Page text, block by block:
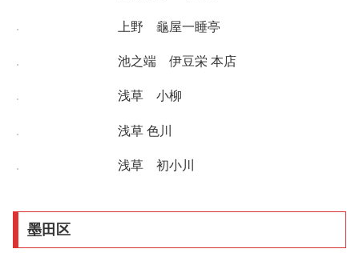
上野 龜屋一睡亭
池之端 伊豆栄 本店
浅草 小柳
浅草 色川
浅草 初小川
墨田区